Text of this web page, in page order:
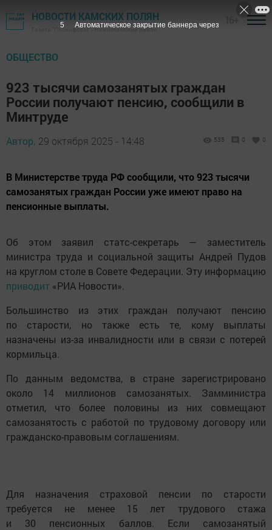
НОВОСТИ КАМСКИХ ПОЛЯН
Газета "Посинформ" - Нижнекамский район
ОБЩЕСТВО
923 тысячи самозанятых граждан
России получают пенсию, сообщили в
Минтруде
Автор, 29 октября 2025 - 14:48 535 0 0
В Министерстве труда РФ сообщили, что 923 тысячи
самозанятых граждан России уже имеют право на
пенсионные выплаты.
Об этом заявил статс-секретарь — заместитель
министра труда и социальной защиты Андрей Пудов
на круглом столе в Совете Федерации. Эту информацию
приводит «РИА Новости».
Большинство из этих граждан получают пенсию
по старости, но также есть те, кому выплаты
назначены из-за инвалидности или в связи с потерей
кормильца.
По данным ведомства, в стране зарегистрировано
около 14 миллионов самозанятых. Замминистра
отметил, что более половины из них совмещают
самозанятость с работой по трудовому договору или
гражданско-правовым соглашениям.
Для назначения страховой пенсии по старости
требуется не менее 15 лет трудового стажа
и 30 пенсионных баллов. Если самозанятый
5 Автоматическое закрытие баннера через